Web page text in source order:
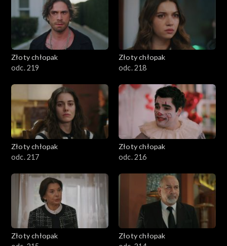
Złoty chłopak
odc. 219
Złoty chłopak
odc. 218
Złoty chłopak
odc. 217
Złoty chłopak
odc. 216
Złoty chłopak
Złoty chłopak